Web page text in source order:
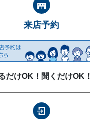
来店予約
だけOK！聞くだけOK！